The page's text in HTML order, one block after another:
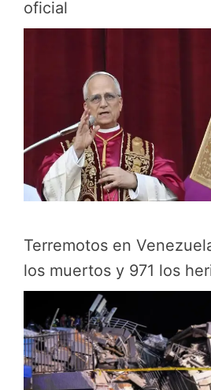
oficial
Terremotos en
los muertos y 971 los